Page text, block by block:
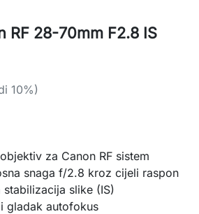
RF 28-70mm F2.8 IS
10%)
za Canon RF sistem
snaga f/2.8 kroz cijeli raspon
slike (IS)
gladak autofokus